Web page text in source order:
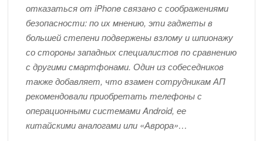
отказаться от iPhone связано с соображениями
безопасности: по их мнению, эти гаджеты в
большей степени подвержены взлому и шпионажу
со стороны западных специалистов по сравнению
с другими смартфонами. Один из собеседников
также добавляет, что взамен сотрудникам АП
рекомендовали приобретать телефоны с
операционными системами Android, ее
китайскими аналогами или «Аврора»…